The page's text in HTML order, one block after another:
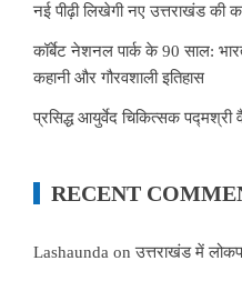
नई पीढ़ी लिखेगी नए उत्तराखंड की
कॉर्बेट नेशनल पार्क के 90 साल:
कहानी और गौरवशाली इतिहास
प्रसिद्ध आयुर्वेद चिकित्सक पद्मश्री
RECENT
Lashaunda onउत्तराखंड में